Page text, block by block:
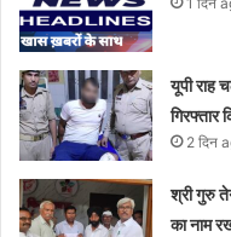
यूपी राह
गिरफ्तार
2 दिन
श्री गुरु
का नाम